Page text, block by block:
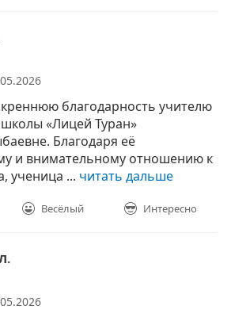
благодарность учителю
школы «Лицей Туран»
Благодаря её
и внимательному отношению к
ученица ... читать дальше
Весёлый Интересно